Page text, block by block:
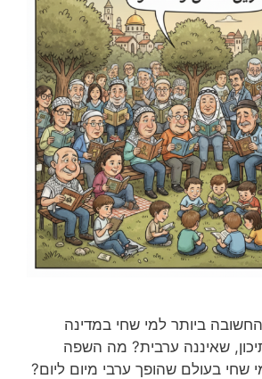
ביותר למי שחי במדינה
שאיננה ערבית? מה השפה
שחי בעולם שהופך ערבי מיום ליום?